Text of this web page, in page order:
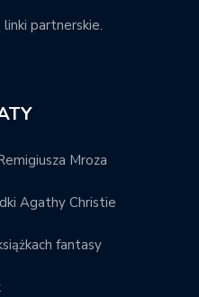
partnerskie.
Mroza
Agathy Christie
fantasy